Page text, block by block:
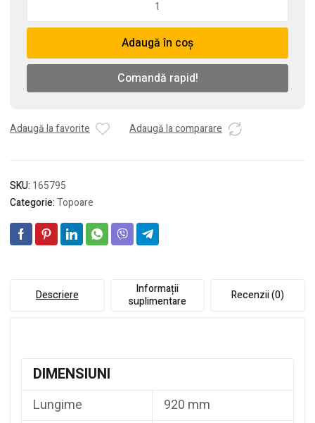
pentru
cu
din
kg
Adaugă în coș
Comandă rapid!
Adaugă la favorite Adaugă la comparare
SKU: 165795
Categorie:Topoare
Descriere
Informații
suplimentare
Recenzii (0)
DIMENSIUNI
Lungime
920 mm